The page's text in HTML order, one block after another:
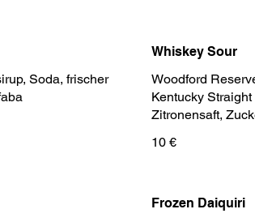
Soda, frischer
Whiskey Sour
Woodford
Kentucky
Zitronensaft,
10 €
Frozen Daiquiri